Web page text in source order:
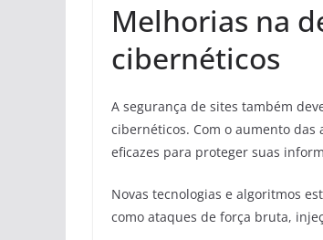
Melhorias na
cibernéticos
A segurança de sites também
cibernéticos. Com o aumento
eficazes para proteger suas
Novas tecnologias e algoritmos
como ataques de força bruta,